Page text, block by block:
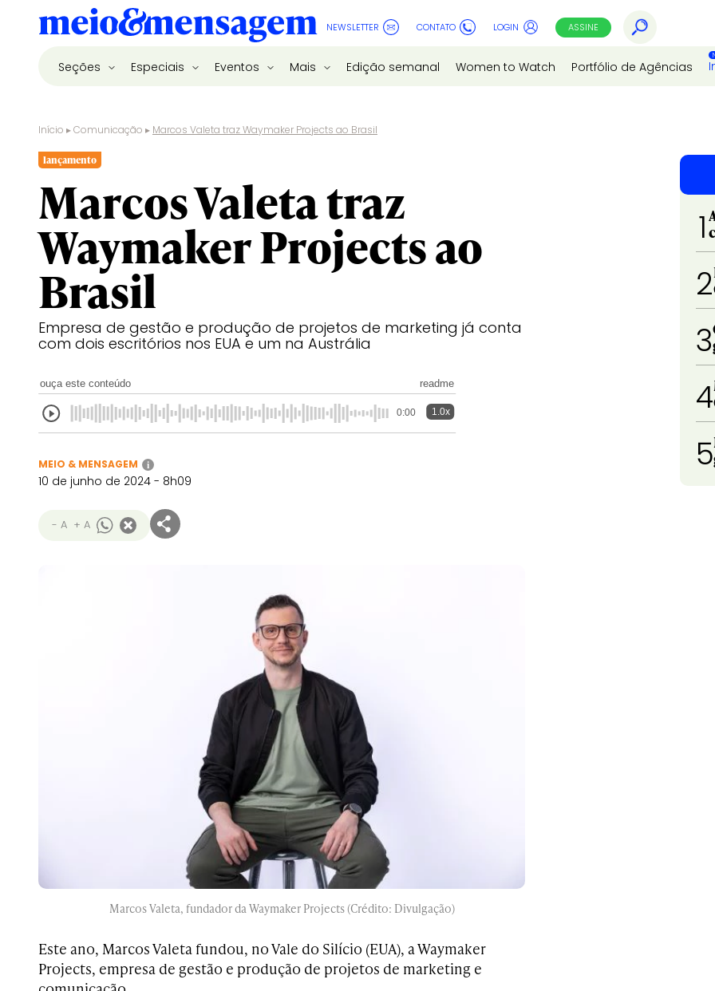
NEWSLETTER CONTATO LOGIN ASSINE
Seções Especiais Eventos Mais Edição semanal Women to Watch Portfólio de Agências
Início ▸Comunicação ▸ Marcos Valeta traz Waymaker Projects ao Brasil
lançamento
Marcos Valeta traz
Waymaker Projects ao
Brasil
Empresa de gestão e produção de projetos de marketing já conta
com dois escritórios nos EUA e um na Austrália
ouça este conteúdo readme
0:00 1.0x
MEIO & MENSAGEM i
10 de junho de 2024 - 8h09
- A + A
Marcos Valeta, fundador da Waymaker Projects (Crédito: Divulgação)
Este ano, Marcos Valeta fundou, no Vale do Silício (EUA), a Waymaker
Projects, empresa de gestão e produção de projetos de marketing e
1
2
3
4
5